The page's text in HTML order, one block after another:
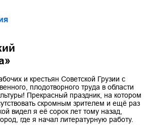
и крестьян Советской Грузии с
плодотворного труда в области
Прекрасный праздник, на котором
скромным зрителем и ещё раз
видел я её сорок лет тому назад,
где я начал литературную работу.